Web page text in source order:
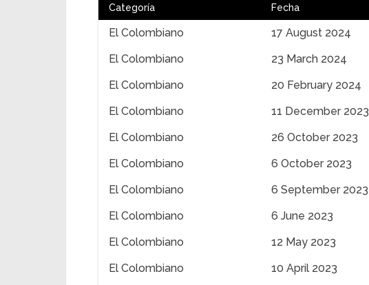
Categoría Fecha
El Colombiano 17 August 2024
El Colombiano
23 March 2024
El Colombiano
20 February 2024
El Colombiano
11 December 2023
El Colombiano
26 October 2023
El Colombiano
6 October 2023
El Colombiano
6 September 2023
El Colombiano
6 June 2023
El Colombiano
12 May 2023
El Colombiano
10 April 2023